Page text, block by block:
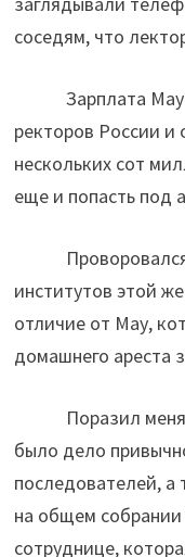
соседям, что
Зарплата Мау
ректоров России и
нескольких сот
еще и попасть под
Проворовался
институтов этой
отличие от Мау,
домашнего ареста
Поразил меня
было дело
последователей, а
на общем собрании
сотруднице,